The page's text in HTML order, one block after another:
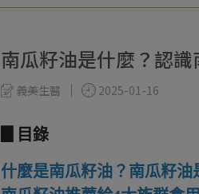
南瓜籽油是什麼？認
義美生醫 2025-01-16
▊目錄
什麼是南瓜籽油？南瓜籽油